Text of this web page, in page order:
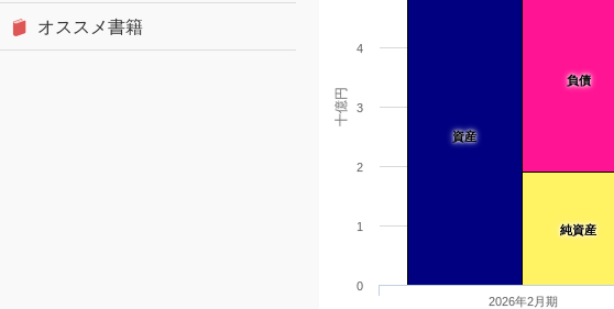
十億円
資産
負債
純資産
2026年2月期
0
1
2
3
4
オススメ書籍